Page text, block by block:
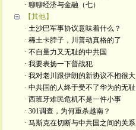
· 聊聊经济与金融（七）
【其他】
· 土沙巴军事协议意味着什么？
· 稀土卡脖子，川普动真格的了
· 不自量力又无耻的中共国
· 我要表扬一下普战犯
· 我对老川跟伊朗的新协议不抱很大
· 中共国的人终于受不了华为的无耻
· 西班牙难民危机不是一件小事
· 301调查，为何重杀越南？
· 马斯克在切断与中共国之间的关系